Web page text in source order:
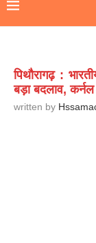
पिथौरागढ़ :
बड़ा बदलाव, कर्नल
written by